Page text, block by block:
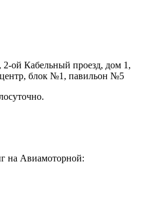
ой Кабельный проезд, дом 1,
блок №1, павильон №5
на Авиамоторной: